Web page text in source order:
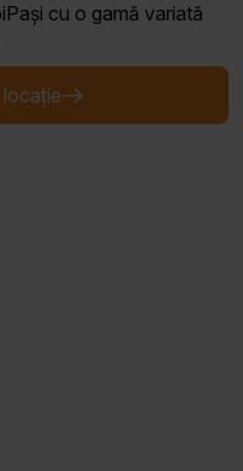
cu o gamă variată